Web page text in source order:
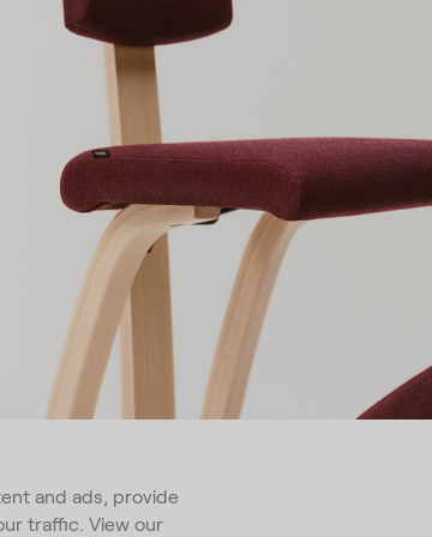
and ads, provide
traffic. View our
di arredo con sede a Oslo, in
arredi fuori dall'ordinario
e funzione ti invitano a
sei seduto.